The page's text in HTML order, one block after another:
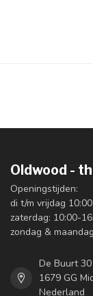
Oldwood -
Openingstijden:
di t/m vrijdag
zaterdag: 10:00-
zondag &
De Buurt 30
1679 GG
Nederland